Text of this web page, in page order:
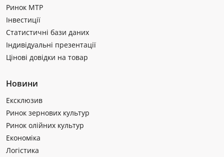
Ринок МТР
Інвестиції
Статистичні бази даних
Індивідуальні презентації
Цінові довідки на товар
Новини
Ексклюзив
Ринок зернових культур
Ринок олійних культур
Економіка
Логістика